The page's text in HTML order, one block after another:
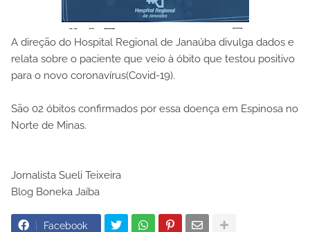
A direção do Hospital Regional de Janaúba divulga dados e
relata sobre o paciente que veio à óbito que testou positivo
para o novo coronavírus(Covid-19).
São 02 óbitos confirmados por essa doença em Espinosa no
Norte de Minas.
Jornalista Sueli Teixeira
Blog Boneka Jaíba
Facebook